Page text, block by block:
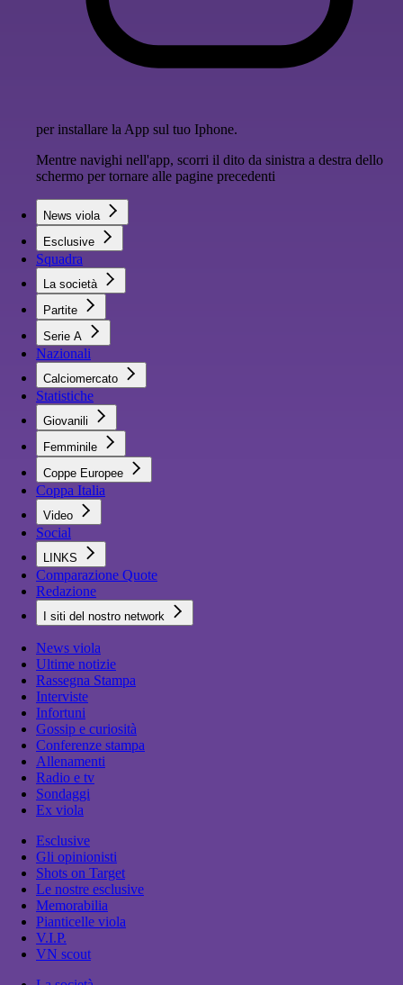
per installare la App sul tuo Iphone.
Mentre navighi nell'app, scorri il dito da sinistra a destra dello
schermo per tornare alle pagine precedenti
News viola
Esclusive
Squadra
La società
Partite
Serie A
Nazionali
Calciomercato
Statistiche
Giovanili
Femminile
Coppe Europee
Coppa Italia
Video
Social
LINKS
Comparazione Quote
Redazione
I siti del nostro network
News viola
Ultime notizie
Rassegna Stampa
Interviste
Infortuni
Gossip e curiosità
Conferenze stampa
Allenamenti
Radio e tv
Sondaggi
Ex viola
Esclusive
Gli opinionisti
Shots on Target
Le nostre esclusive
Memorabilia
Pianticelle viola
V.I.P.
VN scout